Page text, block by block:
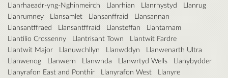
Llanrhaeadr-yng-Nghinmeirch
Llanrhian Llanrhystyd
Llanrug
Llanrumney
Llansamlet Llansanffraid
Llansannan
Llansantffraed
Llansantffraid Llansteffan
Llantarnam
Llantilio Crossenny
Llantrisant Town
Llantwit Fardre
Llantwit Major
Llanuwchllyn Llanwddyn
Llanwenarth Ultra
Llanwenog
Llanwern Llanwnda Llanwrtyd Wells
Llanybydder
Llanyrafon East and Ponthir
Llanyrafon West
Llanyre